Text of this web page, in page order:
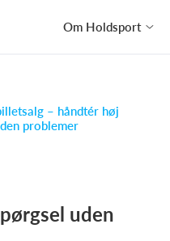
Om Holdsport
– håndtér høj
problemer
uden